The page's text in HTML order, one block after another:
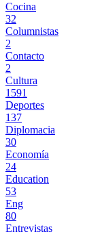
Cocina
32
Columnistas
2
Contacto
2
Cultura
1591
Deportes
137
Diplomacia
30
Economía
24
Education
53
Eng
80
Entrevistas